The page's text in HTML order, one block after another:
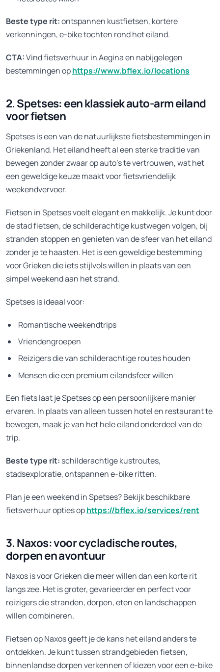
Beste type rit:ontspannen kustfietsen, kortere
verkenningen, e-bike tochten rond het eiland.
CTA:Vind fietsverhuur in Aegina en nabijgelegen
bestemmingen ophttps://www.bflex.io/locations
2. Spetses: een klassiek auto-arm eiland
voor fietsen
Spetses is een van de natuurlijkste fietsbestemmingen in
Griekenland. Het eiland heeft al een sterke traditie van
bewegen zonder zwaar op auto’s te vertrouwen, wat het
een geweldige keuze maakt voor fietsvriendelijk
weekendvervoer.
Fietsen in Spetses voelt elegant en makkelijk. Je kunt door
de stad fietsen, de schilderachtige kustwegen volgen, bij
stranden stoppen en genieten van de sfeer van het eiland
zonder je te haasten. Het is een geweldige bestemming
voor Grieken die iets stijlvols willen in plaats van een
simpel weekend aan het strand.
Spetses is ideaal voor:
Romantische weekendtrips
Vriendengroepen
Reizigers die van schilderachtige routes houden
Mensen die een premium eilandsfeer willen
Een fiets laat je Spetses op een persoonlijkere manier
ervaren. In plaats van alleen tussen hotel en restaurant te
bewegen, maak je van het hele eiland onderdeel van de
trip.
Beste type rit: schilderachtige kustroutes,
stadsexploratie, ontspannen e-bike ritten.
Plan je een weekend in Spetses? Bekijk beschikbare
fietsverhuur opties ophttps://bflex.io/services/rent
3. Naxos: voor cycladische routes,
dorpen en avontuur
Naxos is voor Grieken die meer willen dan een korte rit
langs zee. Het is groter, gevarieerder en perfect voor
reizigers die stranden, dorpen, eten en landschappen
willen combineren.
Fietsen op Naxos geeft je de kans het eiland anders te
ontdekken. Je kunt tussen strandgebieden fietsen,
binnenlandse dorpen verkennen of kiezen voor een e-bike